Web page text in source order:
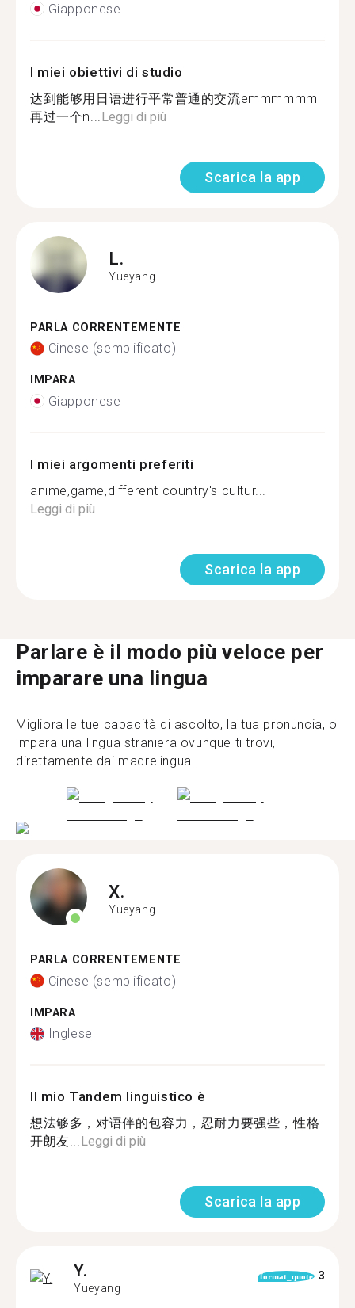
Giapponese
I miei obiettivi di studio
达到能够用日语进行平常普通的交流emmmmmm
再过一个n... Leggi di più
Scarica la app
L.
Yueyang
PARLA CORRENTEMENTE
Cinese (semplificato)
IMPARA
Giapponese
I miei argomenti preferiti
anime,game,different country's cultur...
Leggi di più
Scarica la app
Parlare è il modo più veloce per
imparare una lingua
Migliora le tue capacità di ascolto, la tua pronuncia, o
impara una lingua straniera ovunque ti trovi,
direttamente dai madrelingua.
X.
Yueyang
PARLA CORRENTEMENTE
Cinese (semplificato)
IMPARA
Inglese
Il mio Tandem linguistico è
想法够多，对语伴的包容力，忍耐力要强些，性格
开朗友...Leggi di più
Scarica la app
Y.
Yueyang
format_quote 3